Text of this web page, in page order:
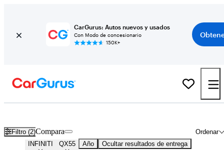
CarGurus: Autos nuevos y usados
Con Modo de concesionario
150K+
Filtro (2) Ordenar
Compara
INFINITI QX55 Año Ocultar resultados de entrega